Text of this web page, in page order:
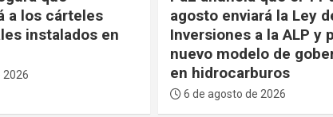
a los cárteles
instalados en
2026
agosto enviará la Ley
Inversiones a la ALP y
nuevo modelo de
en hidrocarburos
6 de agosto de 2026